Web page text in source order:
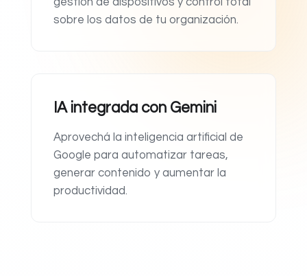
sobre los datos de tu organización.
IA integrada con Gemini
Aprovechá la inteligencia artificial de
Google para automatizar tareas,
generar contenido y aumentar la
productividad.